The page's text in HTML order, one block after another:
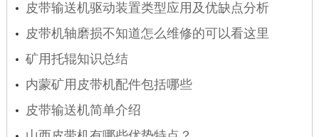
皮带输送机驱动装置类型应用及优缺点分析
皮带机轴磨损不知道怎么维修的可以看这里
矿用托辊知识总结
内蒙矿用皮带机配件包括哪些
皮带输送机简单介绍